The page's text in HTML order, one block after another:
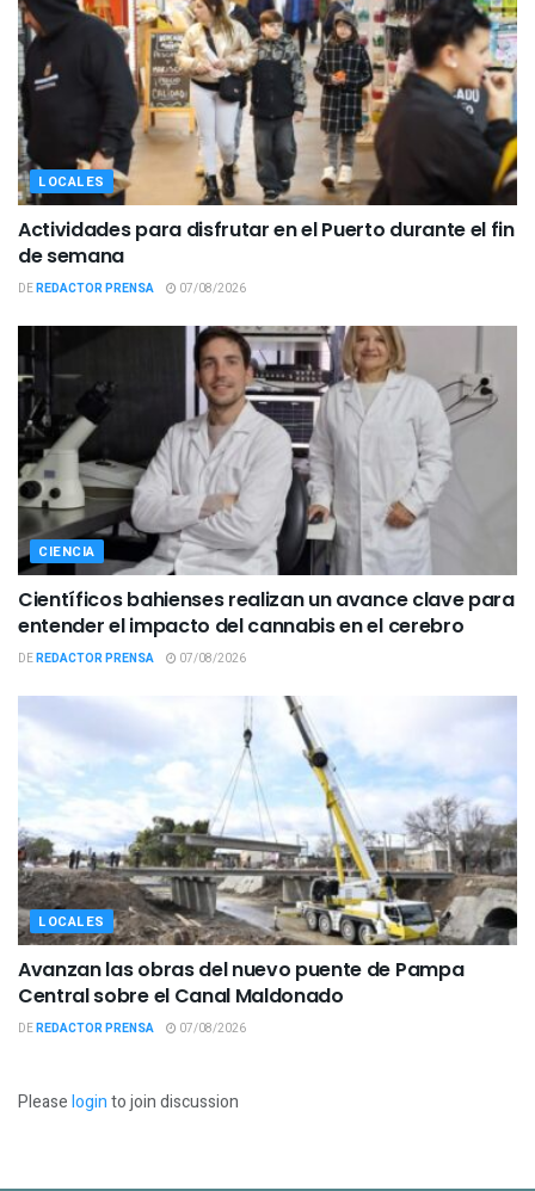
LOCALES
Actividades para disfrutar en el Puerto durante el fin
de semana
DEREDACTOR PRENSA 07/08/2026
CIENCIA
Científicos bahienses realizan un avance clave para
entender el impacto del cannabis en el cerebro
DEREDACTOR PRENSA 07/08/2026
LOCALES
Avanzan las obras del nuevo puente de Pampa
Central sobre el Canal Maldonado
DEREDACTOR PRENSA 07/08/2026
Pleaseloginto join discussion